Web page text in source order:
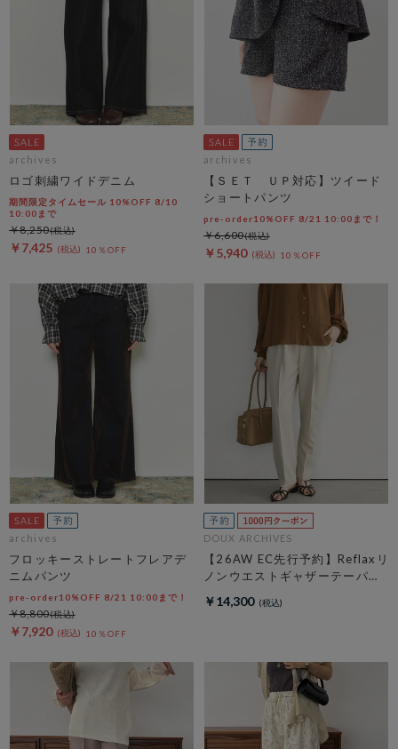
archives
ロゴ刺繍ワイドデニム
期間限定タイムセール 10%OFF 8/10
10:00まで
￥7,425 10％OFF
￥8,250
archives
【ＳＥＴ ＵＰ対応】ツイード
ショートパンツ
pre-order10%OFF 8/21 10:00まで！
￥5,940 10％OFF
￥6,600
archives
フロッキーストレートフレアデ
ニムパンツ
pre-order10%OFF 8/21 10:00まで！
￥7,920 10％OFF
￥8,800
DOUX ARCHIVES
【26AW EC先行予約】Reflaxリ
ノンウエストギャザーテーパー
￥14,300